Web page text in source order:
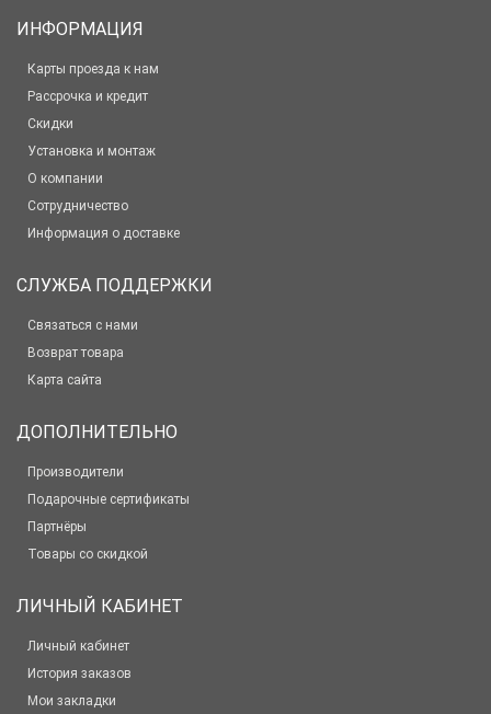
ИНФОРМАЦИЯ
Карты проезда к нам
Рассрочка и кредит
Скидки
Установка и монтаж
О компании
Сотрудничество
Информация о доставке
СЛУЖБА ПОДДЕРЖКИ
Связаться с нами
Возврат товара
Карта сайта
ДОПОЛНИТЕЛЬНО
Производители
Подарочные сертификаты
Партнёры
Товары со скидкой
ЛИЧНЫЙ КАБИНЕТ
Личный кабинет
История заказов
Мои закладки